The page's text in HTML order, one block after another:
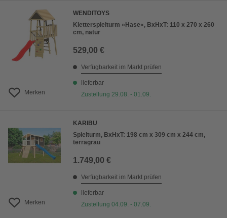
Merken
WENDITOYS
Kletterspielturm »Hase«, BxHxT: 110 x 270 x 260
cm, natur
529,00 €
Verfügbarkeit im Markt prüfen
lieferbar
Zustellung 29.08. - 01.09.
Merken
KARIBU
Spielturm, BxHxT: 198 cm x 309 cm x 244 cm,
terragrau
1.749,00 €
Verfügbarkeit im Markt prüfen
lieferbar
Zustellung 04.09. - 07.09.